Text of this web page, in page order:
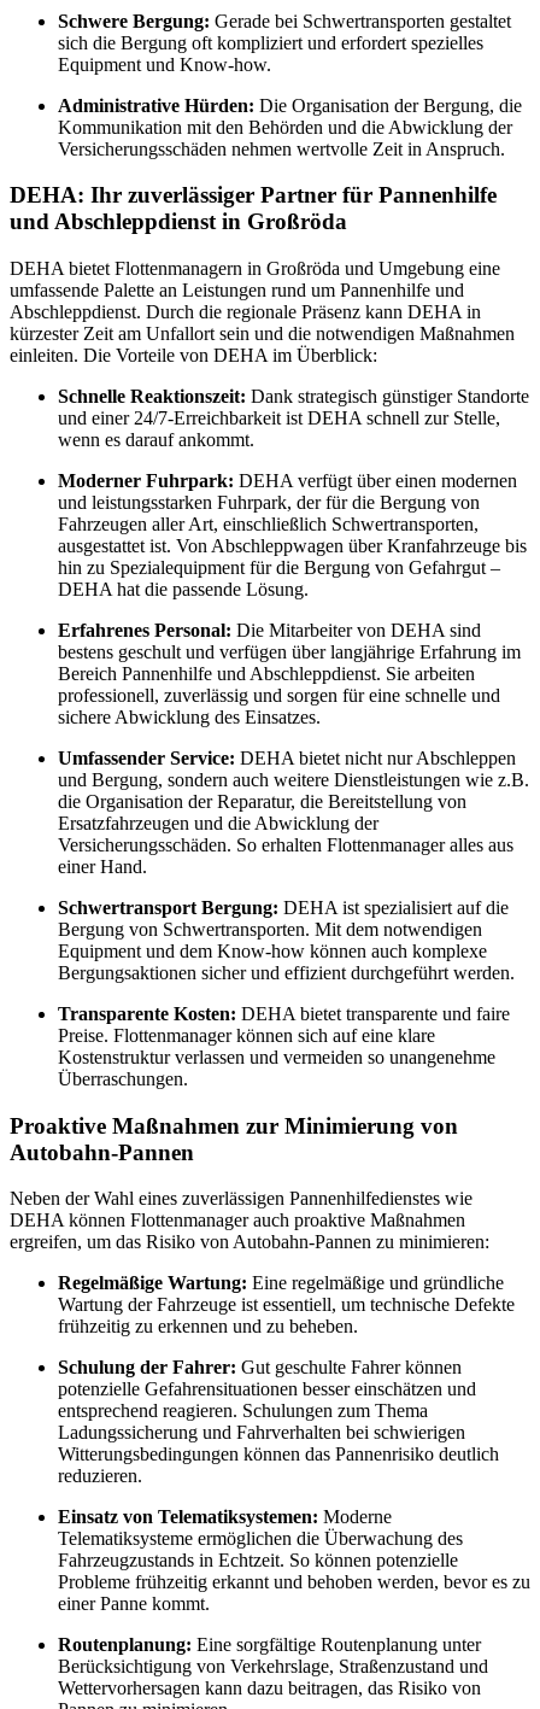
Schwere Bergung: Gerade bei Schwertransporten gestaltet
sich die Bergung oft kompliziert und erfordert spezielles
Equipment und Know-how.
Administrative Hürden: Die Organisation der Bergung, die
Kommunikation mit den Behörden und die Abwicklung der
Versicherungsschäden nehmen wertvolle Zeit in Anspruch.
DEHA: Ihr zuverlässiger Partner für Pannenhilfe
und Abschleppdienst in Großröda
DEHA bietet Flottenmanagern in Großröda und Umgebung eine
umfassende Palette an Leistungen rund um Pannenhilfe und
Abschleppdienst. Durch die regionale Präsenz kann DEHA in
kürzester Zeit am Unfallort sein und die notwendigen Maßnahmen
einleiten. Die Vorteile von DEHA im Überblick:
Schnelle Reaktionszeit: Dank strategisch günstiger Standorte
und einer 24/7-Erreichbarkeit ist DEHA schnell zur Stelle,
wenn es darauf ankommt.
Moderner Fuhrpark: DEHA verfügt über einen modernen
und leistungsstarken Fuhrpark, der für die Bergung von
Fahrzeugen aller Art, einschließlich Schwertransporten,
ausgestattet ist. Von Abschleppwagen über Kranfahrzeuge bis
hin zu Spezialequipment für die Bergung von Gefahrgut –
DEHA hat die passende Lösung.
Erfahrenes Personal: Die Mitarbeiter von DEHA sind
bestens geschult und verfügen über langjährige Erfahrung im
Bereich Pannenhilfe und Abschleppdienst. Sie arbeiten
professionell, zuverlässig und sorgen für eine schnelle und
sichere Abwicklung des Einsatzes.
Umfassender Service: DEHA bietet nicht nur Abschleppen
und Bergung, sondern auch weitere Dienstleistungen wie z.B.
die Organisation der Reparatur, die Bereitstellung von
Ersatzfahrzeugen und die Abwicklung der
Versicherungsschäden. So erhalten Flottenmanager alles aus
einer Hand.
Schwertransport Bergung: DEHA ist spezialisiert auf die
Bergung von Schwertransporten. Mit dem notwendigen
Equipment und dem Know-how können auch komplexe
Bergungsaktionen sicher und effizient durchgeführt werden.
Transparente Kosten: DEHA bietet transparente und faire
Preise. Flottenmanager können sich auf eine klare
Kostenstruktur verlassen und vermeiden so unangenehme
Überraschungen.
Proaktive Maßnahmen zur Minimierung von
Autobahn-Pannen
Neben der Wahl eines zuverlässigen Pannenhilfedienstes wie
DEHA können Flottenmanager auch proaktive Maßnahmen
ergreifen, um das Risiko von Autobahn-Pannen zu minimieren:
Regelmäßige Wartung: Eine regelmäßige und gründliche
Wartung der Fahrzeuge ist essentiell, um technische Defekte
frühzeitig zu erkennen und zu beheben.
Schulung der Fahrer: Gut geschulte Fahrer können
potenzielle Gefahrensituationen besser einschätzen und
entsprechend reagieren. Schulungen zum Thema
Ladungssicherung und Fahrverhalten bei schwierigen
Witterungsbedingungen können das Pannenrisiko deutlich
reduzieren.
Einsatz von Telematiksystemen: Moderne
Telematiksysteme ermöglichen die Überwachung des
Fahrzeugzustands in Echtzeit. So können potenzielle
Probleme frühzeitig erkannt und behoben werden, bevor es zu
einer Panne kommt.
Routenplanung: Eine sorgfältige Routenplanung unter
Berücksichtigung von Verkehrslage, Straßenzustand und
Wettervorhersagen kann dazu beitragen, das Risiko von